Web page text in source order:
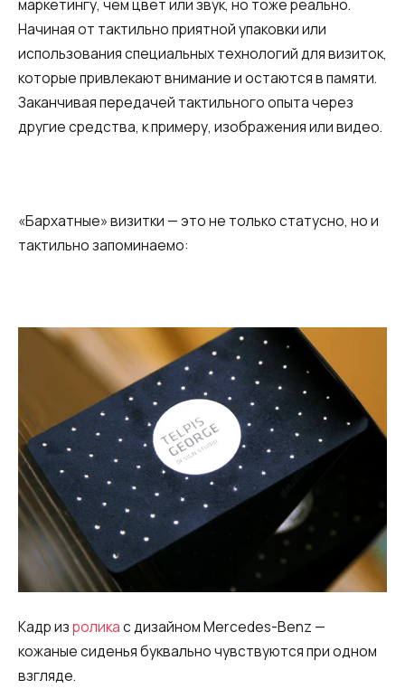
маркетингу, чем цвет или звук, но тоже реально.
Начиная от тактильно приятной упаковки или
использования специальных технологий для визиток,
которые привлекают внимание и остаются в памяти.
Заканчивая передачей тактильного опыта через
другие средства, к примеру, изображения или видео.
«Бархатные» визитки — это не только статусно, но и
тактильно запоминаемо:
Кадр изроликас дизайном Mercedes-Benz —
кожаные сиденья буквально чувствуются при одном
взгляде.